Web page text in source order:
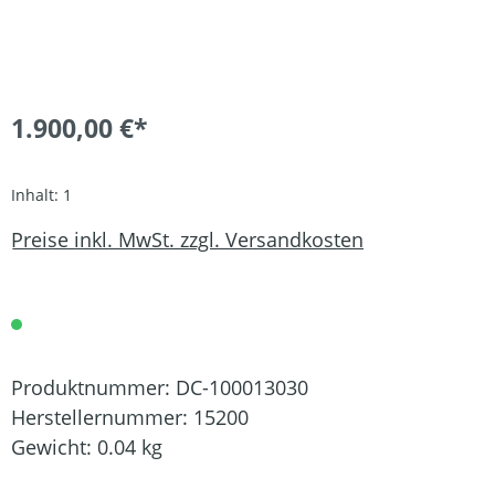
1.900,00 €*
Inhalt: 1
Preise inkl. MwSt. zzgl. Versandkosten
Produktnummer: DC-100013030
Herstellernummer: 15200
Gewicht: 0.04 kg